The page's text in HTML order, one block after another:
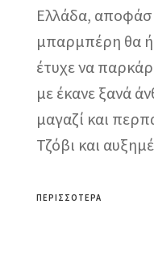
Ελλάδα,
μπαρμπέρη θα
έτυχε να
με έκανε ξανά
μαγαζί και
Τζόβι και
ΠΕΡΙΣΣΌΤΕΡΑ